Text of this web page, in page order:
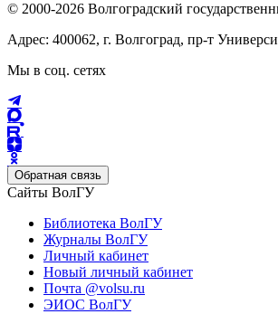
© 2000-2026 Волгоградский
Адрес: 400062, г. Волгоград, пр-т
Мы в соц. сетях
Обратная связь
Сайты ВолГУ
Библиотека ВолГУ
Журналы ВолГУ
Личный кабинет
Новый личный кабинет
Почта @volsu.ru
ЭИОС ВолГУ